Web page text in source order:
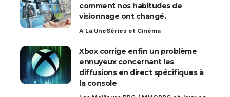
comment nos habitudes de
visionnage ont changé.
A La UneSéries et Cinéma
Xbox corrige enfin un problème
ennuyeux concernant les
diffusions en direct spécifiques à
la console